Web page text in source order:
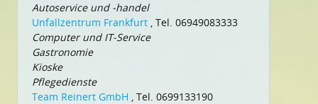
Autoservice und -handel
Unfallzentrum Frankfurt , Tel. 06949083333
Computer und IT-Service
Gastronomie
Kioske
Pflegedienste
Team Reinert GmbH , Tel. 0699133190